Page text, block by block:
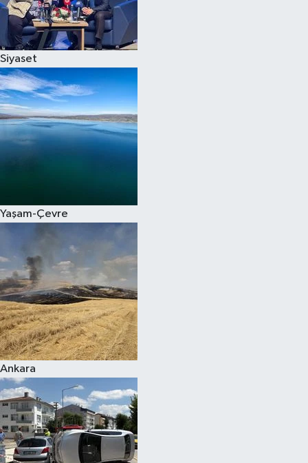
Siyaset
Yaşam-Çevre
Ankara
Spor
Çocuk
Eğitim
Kim kimdir?
Kültür Sanat
Sağlık
Siyaset
Teknoloji
Televizyon
Yaşam-Çevre